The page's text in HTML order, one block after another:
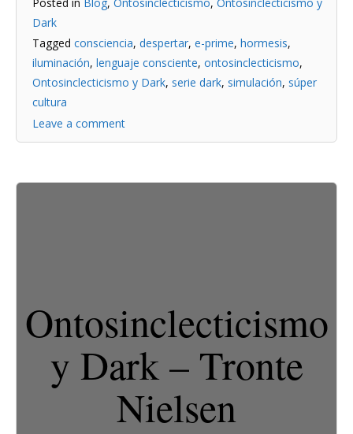
Dark
Tagged consciencia, despertar, e-prime, hormesis,
iluminación, lenguaje consciente, ontosinclecticismo,
Ontosinclecticismo y Dark, serie dark, simulación, súper
cultura
Leave a comment
Ontosinclecticismo
y Dark – Tronte
Nielsen